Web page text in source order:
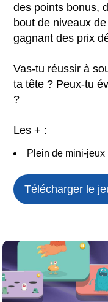
des points bonus,
bout de niveaux
gagnant des prix
Vas-tu réussir à
ta tête ? Peux-tu
?
Les + :
Plein de mini-jeux
Télécharger le